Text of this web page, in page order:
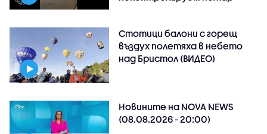
Стотици балони с горещ
въздух полетяха в небето
над Бристол (ВИДЕО)
Новините на NOVA NEWS
(08.08.2026 - 20:00)